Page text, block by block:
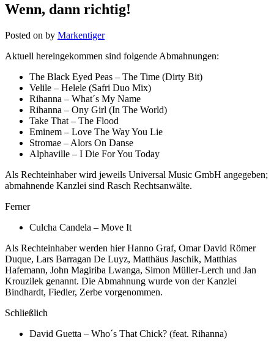
Wenn, dann richtig!
Posted on by Markentiger
Aktuell hereingekommen sind folgende Abmahnungen:
The Black Eyed Peas – The Time (Dirty Bit)
Velile – Helele (Safri Duo Mix)
Rihanna – What´s My Name
Rihanna – Ony Girl (In The World)
Take That – The Flood
Eminem – Love The Way You Lie
Stromae – Alors On Danse
Alphaville – I Die For You Today
Als Rechteinhaber wird jeweils Universal Music GmbH angegeben;
abmahnende Kanzlei sind Rasch Rechtsanwälte.
Ferner
Culcha Candela – Move It
Als Rechteinhaber werden hier Hanno Graf, Omar David Römer
Duque, Lars Barragan De Luyz, Matthäus Jaschik, Matthias
Hafemann, John Magiriba Lwanga, Simon Müller-Lerch und Jan
Krouzilek genannt. Die Abmahnung wurde von der Kanzlei
Bindhardt, Fiedler, Zerbe vorgenommen.
Schließlich
David Guetta – Who´s That Chick? (feat. Rihanna)